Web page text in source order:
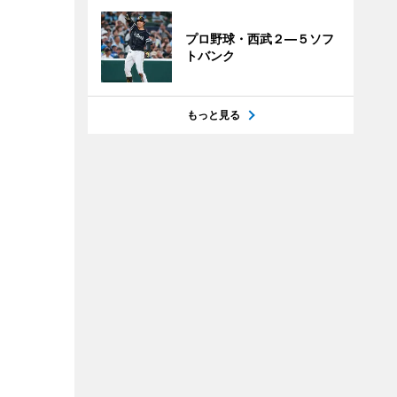
プロ野球・西武２―５ソフ
トバンク
もっと見る